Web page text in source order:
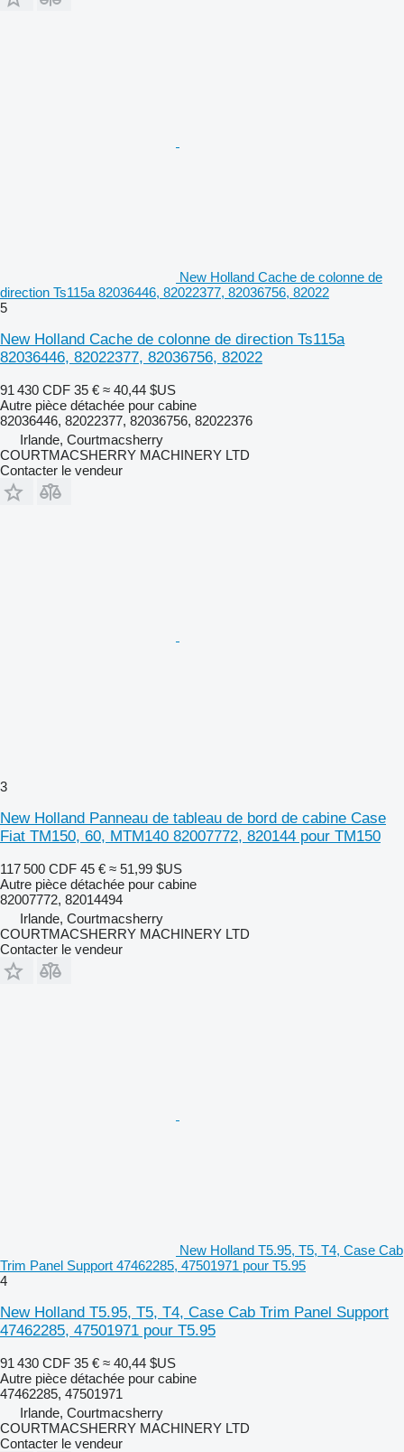
New Holland Cache de colonne de
direction Ts115a 82036446, 82022377, 82036756, 82022
5
New Holland Cache de colonne de direction Ts115a
82036446, 82022377, 82036756, 82022
91 430 CDF 35 € ≈ 40,44 $US
Autre pièce détachée pour cabine
82036446, 82022377, 82036756, 82022376
Irlande, Courtmacsherry
COURTMACSHERRY MACHINERY LTD
Contacter le vendeur
3
New Holland Panneau de tableau de bord de cabine Case
Fiat TM150, 60, MTM140 82007772, 820144 pour TM150
117 500 CDF 45 € ≈ 51,99 $US
Autre pièce détachée pour cabine
82007772, 82014494
Irlande, Courtmacsherry
COURTMACSHERRY MACHINERY LTD
Contacter le vendeur
New Holland T5.95, T5, T4, Case Cab
Trim Panel Support 47462285, 47501971 pour T5.95
4
New Holland T5.95, T5, T4, Case Cab Trim Panel Support
47462285, 47501971 pour T5.95
91 430 CDF 35 € ≈ 40,44 $US
Autre pièce détachée pour cabine
47462285, 47501971
Irlande, Courtmacsherry
COURTMACSHERRY MACHINERY LTD
Contacter le vendeur